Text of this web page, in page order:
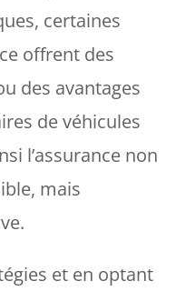
certaines
offrent des
des avantages
de véhicules
l’assurance non
mais
et en optant